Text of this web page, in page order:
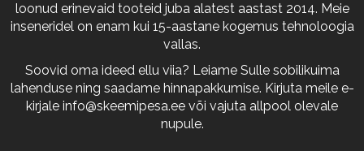
loonud erinevaid tooteid juba alatest aastast 2014. Meie
inseneridel on enam kui 15-aastane kogemus tehnoloogia
vallas.
Soovid oma ideed ellu viia? Leiame Sulle sobilikuima
lahenduse ning saadame hinnapakkumise. Kirjuta meile e-
kirjale info@skeemipesa.ee või vajuta allpool olevale
nupule.